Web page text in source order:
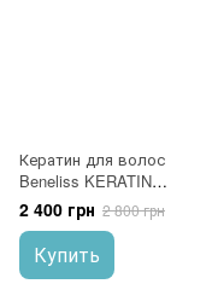
Кератин для волос
Beneliss KERATIN
POWER 500 мл
2 400 грн 2 800 грн
Купить